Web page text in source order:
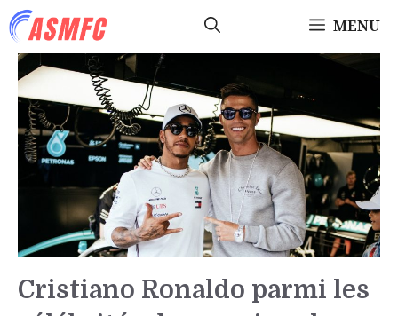
Aller
au
contenu
MENU
Cristiano Ronaldo parmi les